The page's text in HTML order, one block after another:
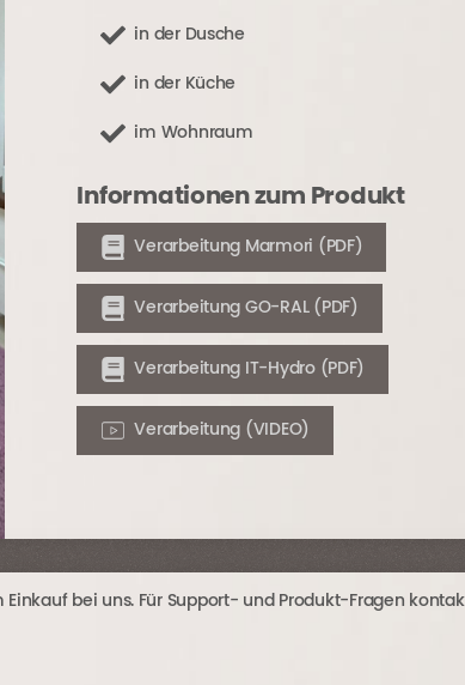
in der Dusche
in der Küche
im Wohnraum
Informationen zum Produkt
Verarbeitung Marmori (PDF)
Verarbeitung GO-RAL (PDF)
Verarbeitung IT-Hydro (PDF)
Verarbeitung (VIDEO)
bei uns. Für Support- und Produkt-Fragen